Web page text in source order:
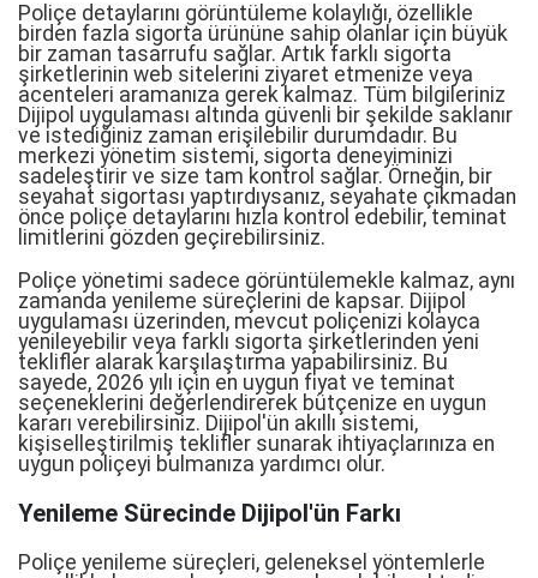
Poliçe detaylarını görüntüleme kolaylığı, özellikle
birden fazla sigorta ürününe sahip olanlar için büyük
bir zaman tasarrufu sağlar. Artık farklı sigorta
şirketlerinin web sitelerini ziyaret etmenize veya
acenteleri aramanıza gerek kalmaz. Tüm bilgileriniz
Dijipol uygulaması altında güvenli bir şekilde saklanır
ve istediğiniz zaman erişilebilir durumdadır. Bu
merkezi yönetim sistemi, sigorta deneyiminizi
sadeleştirir ve size tam kontrol sağlar. Örneğin, bir
seyahat sigortası yaptırdıysanız, seyahate çıkmadan
önce poliçe detaylarını hızla kontrol edebilir, teminat
limitlerini gözden geçirebilirsiniz.
Poliçe yönetimi sadece görüntülemekle kalmaz, aynı
zamanda yenileme süreçlerini de kapsar. Dijipol
uygulaması üzerinden, mevcut poliçenizi kolayca
yenileyebilir veya farklı sigorta şirketlerinden yeni
teklifler alarak karşılaştırma yapabilirsiniz. Bu
sayede, 2026 yılı için en uygun fiyat ve teminat
seçeneklerini değerlendirerek bütçenize en uygun
kararı verebilirsiniz. Dijipol'ün akıllı sistemi,
kişiselleştirilmiş teklifler sunarak ihtiyaçlarınıza en
uygun poliçeyi bulmanıza yardımcı olur.
Yenileme Sürecinde Dijipol'ün Farkı
Poliçe yenileme süreçleri, geleneksel yöntemlerle